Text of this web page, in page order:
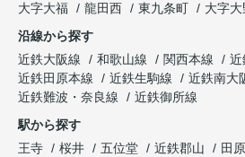
大字大福
龍田西 東九条町
大字大
沿線から探す
近鉄大阪線
和歌山線 関西本線 近
近鉄田原本線
近鉄生駒線
近鉄南大
近鉄難波・奈良線
近鉄御所線
駅から探す
王寺
桜井 五位堂 近鉄郡山 田